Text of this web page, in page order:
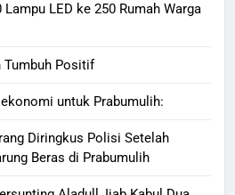
LED ke 250 Rumah Warga
Tumbuh Positif
untuk Prabumulih:
Diringkus Polisi Setelah
Beras di Prabumulih